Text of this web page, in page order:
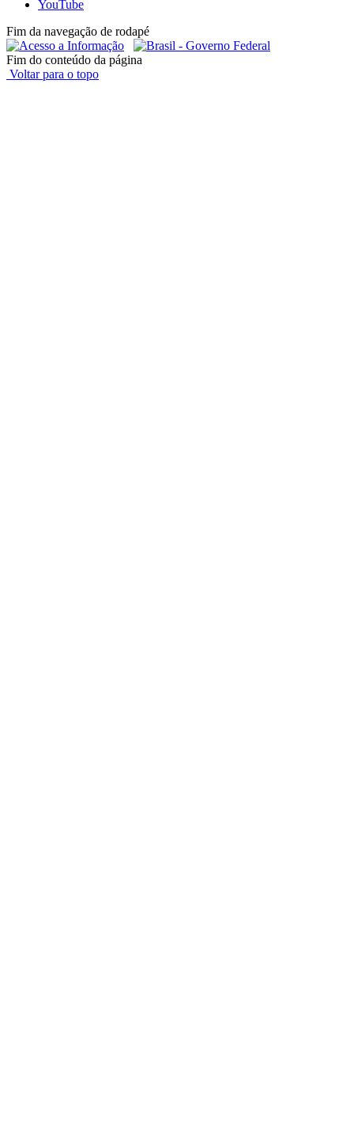
YouTube
Fim da navegação de rodapé
Fim do conteúdo da página
Voltar para o topo